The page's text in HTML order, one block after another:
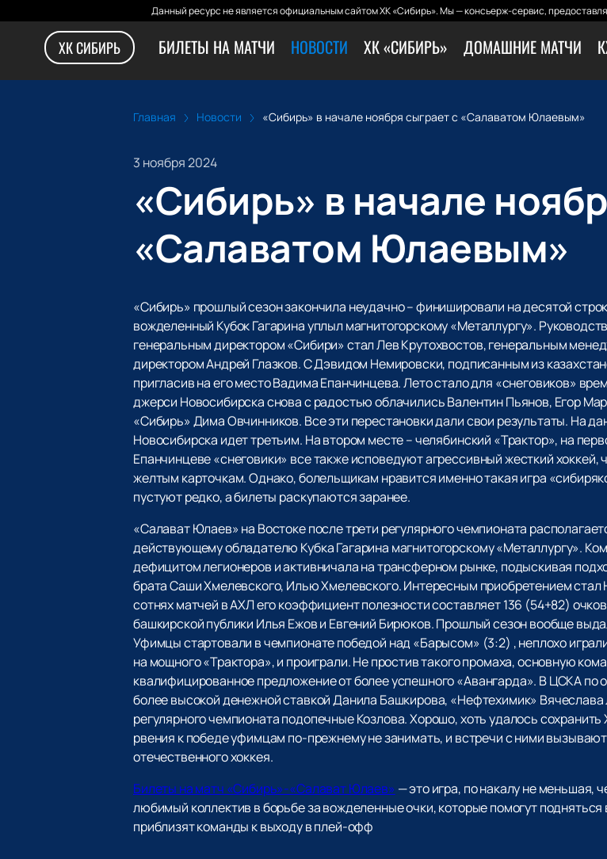
Данный ресурс не является официальным сайтом ХК «Сибирь». Мы — консьерж-сервис,
ХК СИБИРЬ БИЛЕТЫ НА МАТЧИ НОВОСТИ ХК «СИБИРЬ» ДОМАШНИЕ МАТЧИ
Главная Новости «Сибирь» в начале ноября сыграет с «Салаватом Юлаевым»
3 ноября 2024
«Сибирь» в начале
«Салаватом Юлаевым»
«Сибирь» прошлый сезон закончила неудачно – финишировали на десятой
вожделенный Кубок Гагарина уплыл магнитогорскому «Металлургу».
генеральным директором «Сибири» стал Лев Крутохвостов, генеральным
директором Андрей Глазков. С Дэвидом Немировски, подписанным из
пригласив на его место Вадима Епанчинцева. Лето стало для «снеговиков»
джерси Новосибирска снова с радостью облачились Валентин Пьянов, Егор
«Сибирь» Дима Овчинников. Все эти перестановки дали свои результаты. На
Новосибирска идет третьим. На втором месте – челябинский «Трактор», на
Епанчинцеве «снеговики» все также исповедуют агрессивный жесткий хоккей,
желтым карточкам. Однако, болельщикам нравится именно такая игра
пустуют редко, а билеты раскупаются заранее.
«Салават Юлаев» на Востоке после трети регулярного чемпионата
действующему обладателю Кубка Гагарина магнитогорскому «Металлургу».
дефицитом легионеров и активничала на трансферном рынке, подыскивая
брата Саши Хмелевского, Илью Хмелевского. Интересным приобретением
сотнях матчей в АХЛ его коэффициент полезности составляет 136 (54+82)
башкирской публики Илья Ежов и Евгений Бирюков. Прошлый сезон вообще
Уфимцы стартовали в чемпионате победой над «Барысом» (3:2) , неплохо
на мощного «Трактора», и проиграли. Не простив такого промаха, основную
квалифицированное предложение от более успешного «Авангарда». В ЦСКА
более высокой денежной ставкой Данила Башкирова, «Нефтехимик»
регулярного чемпионата подопечные Козлова. Хорошо, хоть удалось
рвения к победе уфимцам по-прежнему не занимать, и встречи с ними
отечественного хоккея.
Билеты на матч «Сибирь»-«Салават Юлаев» — это игра, по накалу не меньшая,
любимый коллектив в борьбе за вожделенные очки, которые помогут
приблизят команды к выходу в плей-офф